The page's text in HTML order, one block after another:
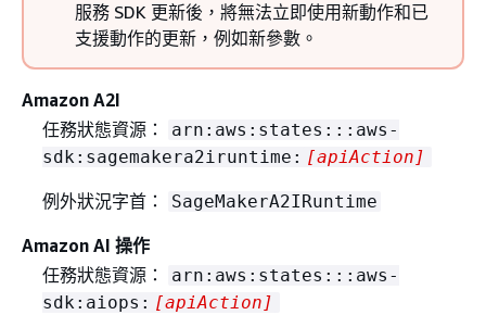
服務 SDK 更新後，將無法立即使用新動作和已
支援動作的更新，例如新參數。
Amazon A2I
任務狀態資源：
arn:aws:states:::aws-
sdk:sagemakera2iruntime: [apiAction]
例外狀況字首： SageMakerA2IRuntime
Amazon AI 操作
任務狀態資源：
arn:aws:states:::aws-
sdk:aiops: [apiAction]